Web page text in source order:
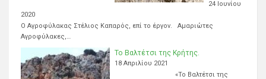
24 Ιουνίου
2020
Ο Αγροφύλακας Στέλιος Καπαρός, επί το έργον. Αμαριώτες
Αγροφύλακες,…
Το Βαλτέτσι της Κρήτης.
18 Απριλίου 2021
«Το Βαλτέτσι της